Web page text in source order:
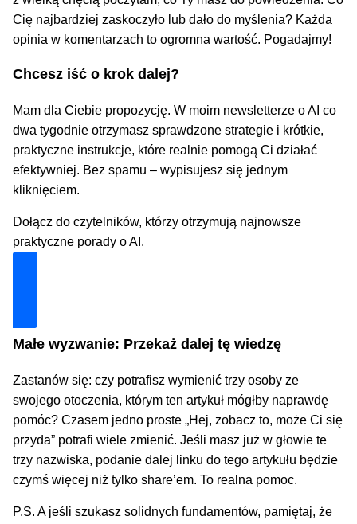
Cię najbardziej zaskoczyło lub dało do myślenia? Każda
opinia w komentarzach to ogromna wartość. Pogadajmy!
Chcesz iść o krok dalej?
Mam dla Ciebie propozycję. W moim newsletterze o AI co
dwa tygodnie otrzymasz sprawdzone strategie i krótkie,
praktyczne instrukcje, które realnie pomogą Ci działać
efektywniej. Bez spamu – wypisujesz się jednym
kliknięciem.
Dołącz do czytelników, którzy otrzymują najnowsze
praktyczne porady o AI.
Małe wyzwanie: Przekaż dalej tę wiedzę
Zastanów się: czy potrafisz wymienić trzy osoby ze
swojego otoczenia, którym ten artykuł mógłby naprawdę
pomóc? Czasem jedno proste „Hej, zobacz to, może Ci się
przyda” potrafi wiele zmienić. Jeśli masz już w głowie te
trzy nazwiska, podanie dalej linku do tego artykułu będzie
czymś więcej niż tylko share’em. To realna pomoc.
P.S. A jeśli szukasz solidnych fundamentów, pamiętaj, że